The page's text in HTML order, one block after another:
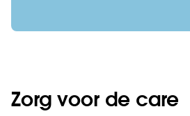
Zorg voor de care